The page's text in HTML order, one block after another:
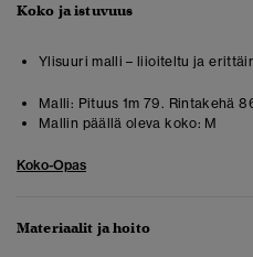
Koko ja istuvuus
Ylisuuri malli – liioiteltu ja
Malli: Pituus 1m 79. Rintakehä
Mallin päällä oleva koko: M
Koko-Opas
Materiaalit ja hoito